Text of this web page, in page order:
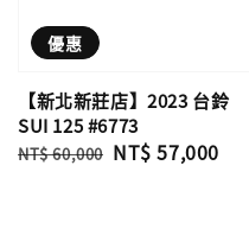
優惠
【新北新莊店】2023 台鈴
SUI 125 #6773
Regular
NT$ 60,000 Sale
NT$ 57,000